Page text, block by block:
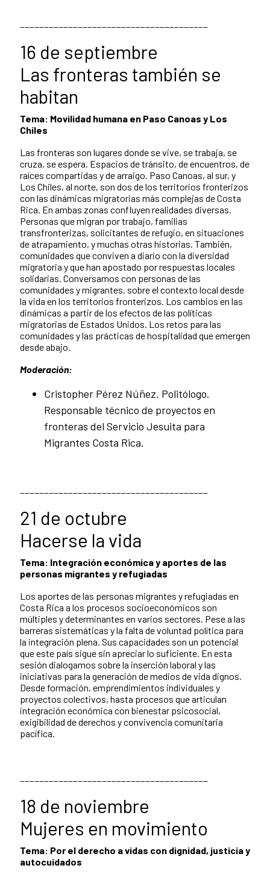
16 de septiembre
Las fronteras también se
habitan
Tema: Movilidad humana en Paso Canoas y Los
Chiles
Las fronteras son lugares donde se vive, se trabaja, se
cruza, se espera. Espacios de tránsito, de encuentros, de
raíces compartidas y de arraigo. Paso Canoas, al sur, y
Los Chiles, al norte, son dos de los territorios fronterizos
con las dinámicas migratorias más complejas de Costa
Rica. En ambas zonas confluyen realidades diversas.
Personas que migran por trabajo, familias
transfronterizas, solicitantes de refugio, en situaciones
de atrapamiento, y muchas otras historias. También,
comunidades que conviven a diario con la diversidad
migratoria y que han apostado por respuestas locales
solidarias. Conversamos con personas de las
comunidades y migrantes, sobre el contexto local desde
la vida en los territorios fronterizos. Los cambios en las
dinámicas a partir de los efectos de las políticas
migratorias de Estados Unidos. Los retos para las
comunidades y las prácticas de hospitalidad que emergen
desde abajo.
Moderación:
Cristopher Pérez Núñez. Politólogo.
Responsable técnico de proyectos en
fronteras del Servicio Jesuita para
Migrantes Costa Rica.
21 de octubre
Hacerse la vida
Tema: Integración económica y aportes de las
personas migrantes y refugiadas
Los aportes de las personas migrantes y refugiadas en
Costa Rica a los procesos socioeconómicos son
múltiples y determinantes en varios sectores. Pese a las
barreras sistemáticas y la falta de voluntad política para
la integración plena. Sus capacidades son un potencial
que este país sigue sin apreciar lo suficiente. En esta
sesión dialogamos sobre la inserción laboral y las
iniciativas para la generación de medios de vida dignos.
Desde formación, emprendimientos individuales y
proyectos colectivos, hasta procesos que articulan
integración económica con bienestar psicosocial,
exigibilidad de derechos y convivencia comunitaria
pacífica.
18 de noviembre
Mujeres en movimiento
Tema: Por el derecho a vidas con dignidad, justicia y
autocuidados